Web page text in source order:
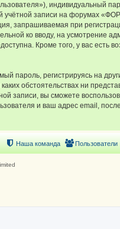
индивидуальный
записи на форумах
запрашиваемая при
ко вводу, на усмотрение
Кроме того, у вас есть
пароль, регистрируясь на
обстоятельствах ни
записи, вы сможете
и ваш адрес email,
Пользователи
Наша команда